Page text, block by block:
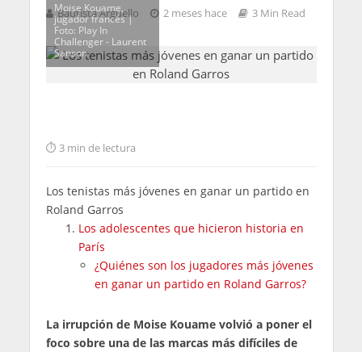
Bautista Arguello 2 meses hace 3 Min Read
Moise Kouame,
jugador francés |
Foto: Play In
Challenger - Laurent
Sanson
3 min de lectura
Los tenistas más jóvenes en ganar un partido en
Roland Garros
Los adolescentes que hicieron historia en
París
¿Quiénes son los jugadores más jóvenes
en ganar un partido en Roland Garros?
La irrupción de Moise Kouame volvió a poner el
foco sobre una de las marcas más difíciles de